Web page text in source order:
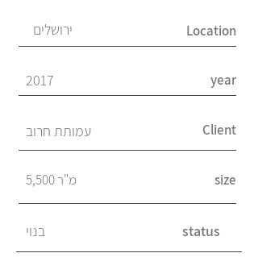
ירושלים Location
2017 year
עמותת חרוב Client
5,500 מ"ר size
בנוי status